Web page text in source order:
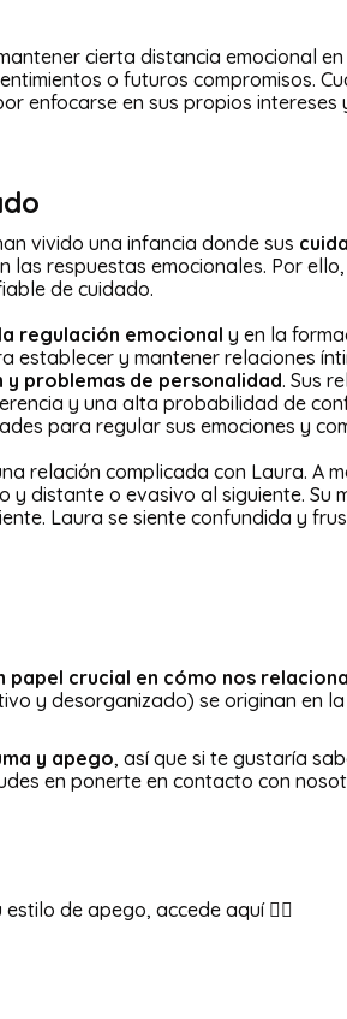
cierta distancia emocional
o futuros compromisos.
enfocarse en sus propios
vivido una infancia donde sus
las respuestas emocionales. Por
de cuidado.
regulación emocional y en la
establecer y mantener relaciones
y problemas de personalidad. Sus
y una alta probabilidad de
para regular sus emociones y
relación complicada con Laura. A
y distante o evasivo al siguiente.
Laura se siente confundida y
papel crucial en cómo nos
y desorganizado) se originan en
y apego, así que si te gustaría
en ponerte en contacto con
de apego, accede aquí 👇🏻